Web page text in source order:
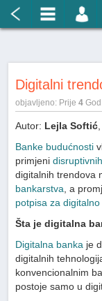
Digitalni
objavljeno: Prije4
Autor: Lejla Softić
Banke budućnosti
primjeni
digitalnih trendova
bankarstva , a
potpisa za
Šta je digitalna
Digitalna banka je
digitalnih
konvencionalnim
postoje samo u